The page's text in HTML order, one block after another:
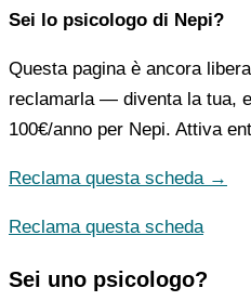
Sei lo psicologo di Nepi?
Questa pagina è ancora
reclamarla — diventa la tua,
100€/anno per Nepi. Attiva
Reclama questa scheda →
Reclama questa scheda
Sei uno psicologo?